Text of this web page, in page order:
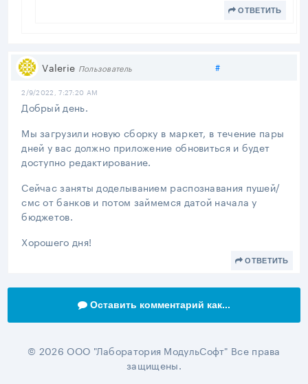
ОТВЕТИТЬ
Valerie Пользователь #Поделиться
2/9/2022, 7:27:20 AM
Добрый день.
Мы загрузили новую сборку в маркет, в течение пары
дней у вас должно приложение обновиться и будет
доступно редактирование.
Сейчас заняты доделыванием распознавания пушей/
смс от банков и потом займемся датой начала у
бюджетов.
Хорошего дня!
ОТВЕТИТЬ
Оставить комментарий как...
© 2026 ООО "Лаборатория МодульСофт" Все права
защищены.